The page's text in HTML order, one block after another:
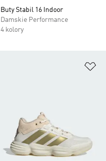
Buty Stabil 16 Indoor
Damskie Performance
4 kolory